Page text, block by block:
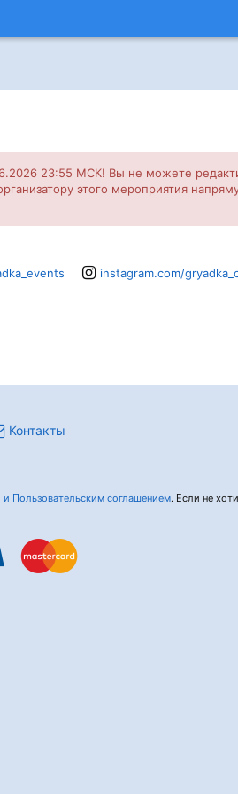
23:55 МСК! Вы не можете
этого мероприятия
instagram.com/
Контакты
Пользовательским соглашением. Если не